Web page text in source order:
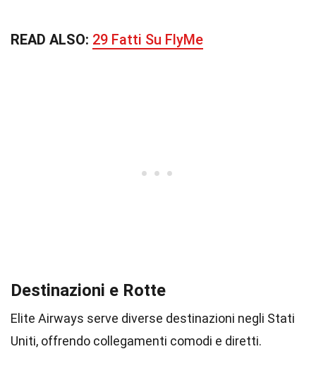
READ ALSO: 29 Fatti Su FlyMe
Destinazioni e Rotte
Elite Airways serve diverse destinazioni negli Stati
Uniti, offrendo collegamenti comodi e diretti.